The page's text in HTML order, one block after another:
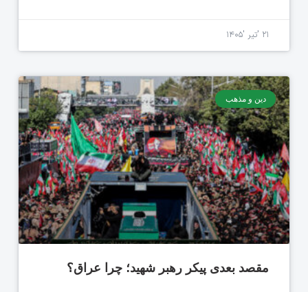
۲۱ 'تیر '۱۴۰۵
دین و مذهب
مقصد بعدی پیکر رهبر شهید؛ چرا عراق؟